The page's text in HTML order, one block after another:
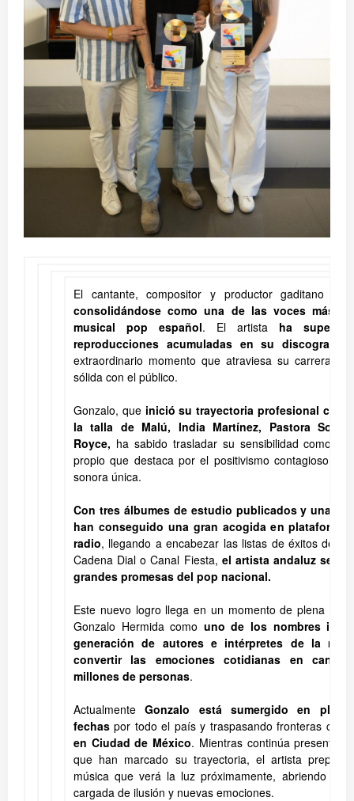
El cantante, compositor y productor gaditano
consolidándose como una de las voces más
musical pop español. El artista ha
reproducciones acumuladas en su discografía
extraordinario momento que atraviesa su carrera y
sólida con el público.
Gonzalo, que inició su trayectoria profesional
la talla de Malú, India Martínez, Pastora
Royce, ha sabido trasladar su sensibilidad como
propio que destaca por el positivismo contagioso de
sonora única.
Con tres álbumes de estudio publicados y una
han conseguido una gran acogida en
radio, llegando a encabezar las listas de éxitos de
Cadena Dial o Canal Fiesta, el artista andaluz se
grandes promesas del pop nacional.
Este nuevo logro llega en un momento de plena
Gonzalo Hermida como uno de los nombres
generación de autores e intérpretes de la
convertir las emociones cotidianas en
millones de personas.
ActualmenteGonzalo está sumergido en
fechas por todo el país y traspasando fronteras con
en Ciudad de México. Mientras continúa
que han marcado su trayectoria, el artista
música que verá la luz próximamente, abriendo así
cargada de ilusión y nuevas emociones.